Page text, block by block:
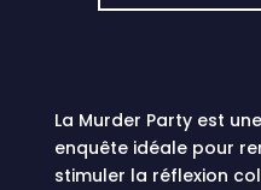
La Murder Party est
enquête idéale pour
stimuler la réflexion